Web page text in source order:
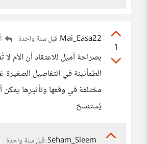
1
Mai_Easa22 قبل سنة واحدة
بصراحة أميل للاعتقاد أن
الطمأنينة في التفاصيل
مختلفة في وقعها وتأثيرها
يُستنسخ
Seham_Sleem قبل سنة واحدة